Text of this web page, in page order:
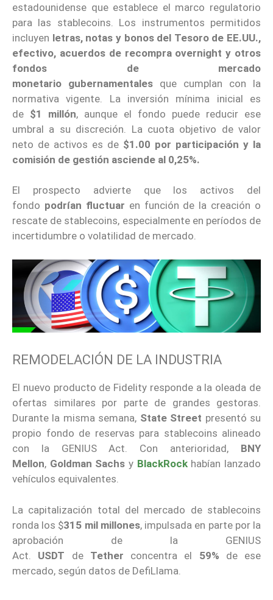
estadounidense que establece el marco regulatorio
para las stablecoins. Los instrumentos permitidos
incluyen letras, notas y bonos del Tesoro de EE.UU.,
efectivo, acuerdos de recompra overnight y otros
fondos de mercado
monetario gubernamentales que cumplan con la
normativa vigente. La inversión mínima inicial es
de $1 millón, aunque el fondo puede reducir ese
umbral a su discreción. La cuota objetivo de valor
neto de activos es de $1.00 por participación y la
comisión de gestión asciende al 0,25%.
El prospecto advierte que los activos del
fondo podrían fluctuar en función de la creación o
rescate de stablecoins, especialmente en períodos de
incertidumbre o volatilidad de mercado.
REMODELACIÓN DE LA INDUSTRIA
El nuevo producto de Fidelity responde a la oleada de
ofertas similares por parte de grandes gestoras.
Durante la misma semana, State Street presentó su
propio fondo de reservas para stablecoins alineado
con la GENIUS Act. Con anterioridad, BNY
Mellon, Goldman Sachs y BlackRock habían lanzado
vehículos equivalentes.
La capitalización total del mercado de stablecoins
ronda los $315 mil millones, impulsada en parte por la
aprobación de la GENIUS
Act. USDT de Tether concentra el 59% de ese
mercado, según datos de DefiLlama.